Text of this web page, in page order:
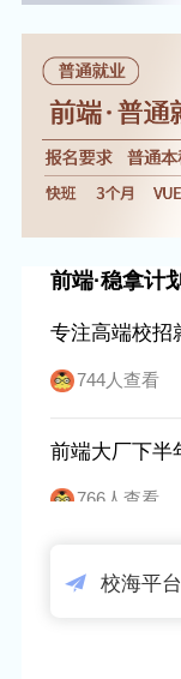
前端·稳拿计
专注高端校招
只要在每个环
744人查看
前端大厂下半
招也要抢
766人查看
前端中厂下
校海平台